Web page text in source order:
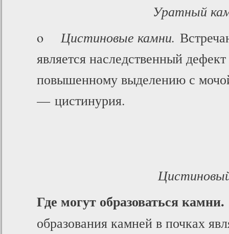
Уратный
oЦистиновые камни.
является наследственный
повышенному выделению с
— цистинурия.
Где могут образоваться камни.
образования камней в почках